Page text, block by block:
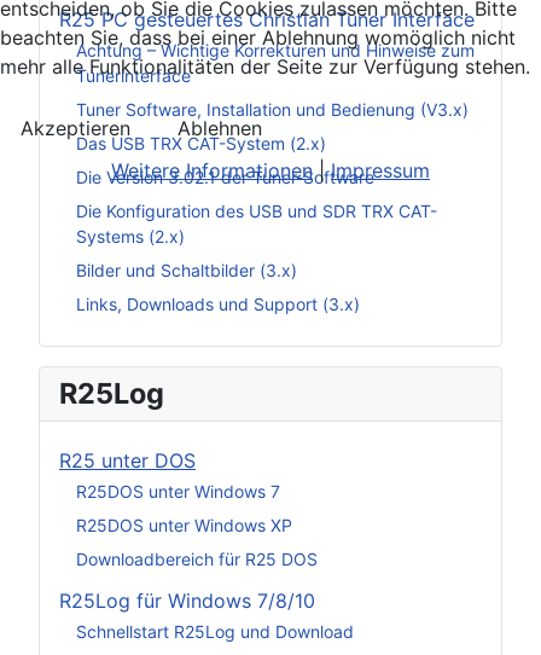
R25 PC gesteuertes Christian Tuner Interface
Achtung – Wichtige Korrekturen und Hinweise zum
Tunerinterface
Tuner Software, Installation und Bedienung (V3.x)
Das USB TRX CAT-System (2.x)
Die Version 3.02.1 der Tuner-Software
Die Konfiguration des USB und SDR TRX CAT-
Systems (2.x)
Bilder und Schaltbilder (3.x)
Links, Downloads und Support (3.x)
R25Log
R25 unter DOS
R25DOS unter Windows 7
R25DOS unter Windows XP
Downloadbereich für R25 DOS
R25Log für Windows 7/8/10
Schnellstart R25Log und Download
entscheiden, ob Sie die Cookies zulassen möchten. Bitte
beachten Sie, dass bei einer Ablehnung womöglich nicht
mehr alle Funktionalitäten der Seite zur Verfügung stehen.
Akzeptieren
Ablehnen
Weitere Informationen|Impressum